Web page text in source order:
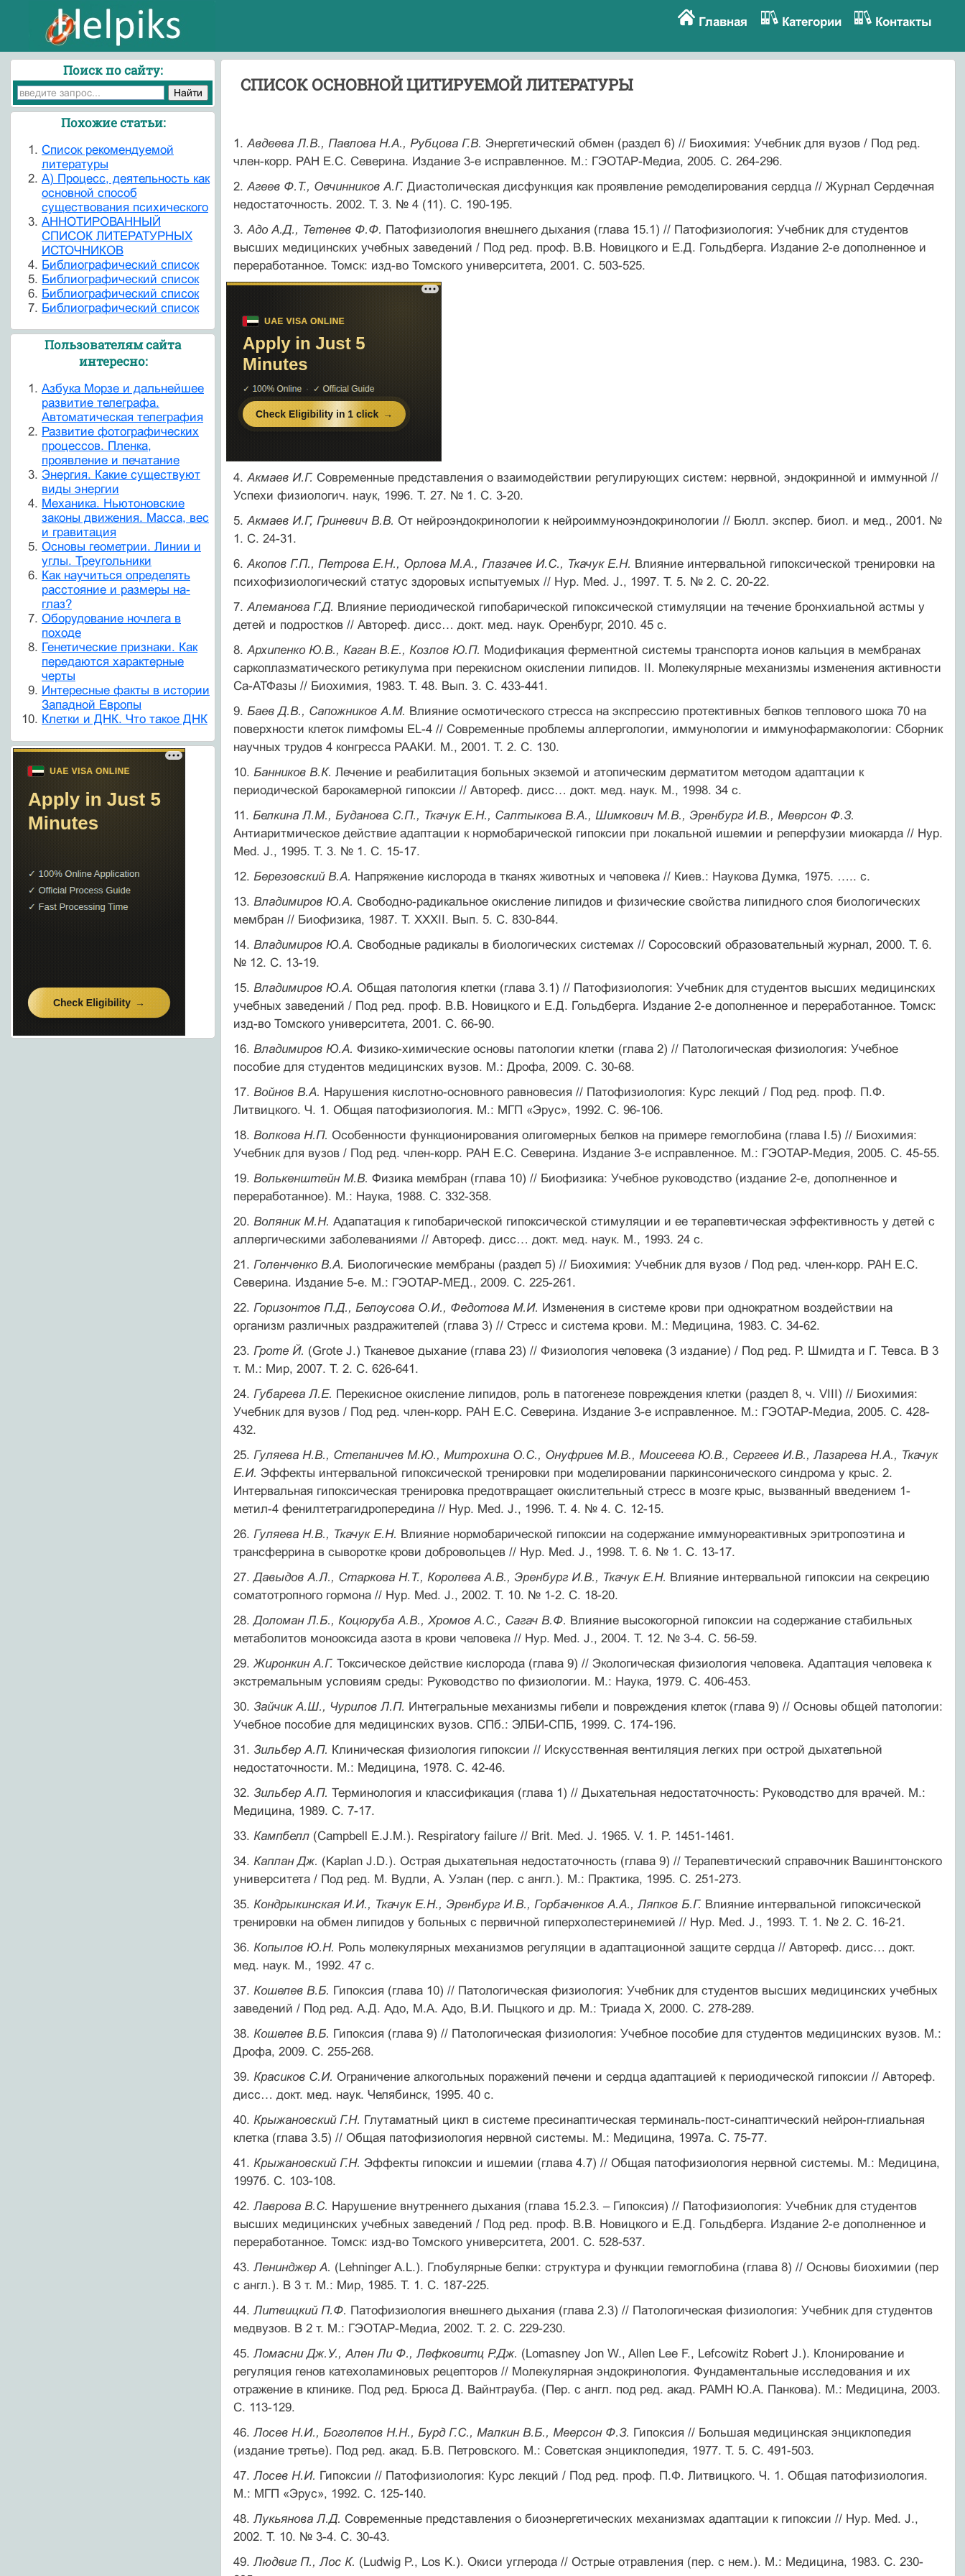
Главная Категории Контакты
СПИСОК ОСНОВНОЙ ЦИТИРУЕМОЙ ЛИТЕРАТУРЫ
1. Авдеева Л.В., Павлова Н.А., Рубцова Г.В. Энергетический обмен (раздел 6) // Биохимия: Учебник для вузов / Под ред.
член-корр. РАН Е.С. Северина. Издание 3-е исправленное. М.: ГЭОТАР-Медиа, 2005. С. 264-296.
2. Агеев Ф.Т., Овчинников А.Г. Диастолическая дисфункция как проявление ремоделирования сердца // Журнал Сердечная
недостаточность. 2002. Т. 3. № 4 (11). С. 190-195.
3. Адо А.Д., Тетенев Ф.Ф. Патофизиология внешнего дыхания (глава 15.1) // Патофизиология: Учебник для студентов
высших медицинских учебных заведений / Под ред. проф. В.В. Новицкого и Е.Д. Гольдберга. Издание 2-е дополненное и
переработанное. Томск: изд-во Томского университета, 2001. С. 503-525.
4. Акмаев И.Г. Современные представления о взаимодействии регулирующих систем: нервной, эндокринной и иммунной //
Успехи физиологич. наук, 1996. Т. 27. № 1. С. 3-20.
5. Акмаев И.Г, Гриневич В.В. От нейроэндокринологии к нейроиммуноэндокринологии // Бюлл. экспер. биол. и мед., 2001. №
1. С. 24-31.
6. Акопов Г.П., Петрова Е.Н., Орлова М.А., Глазачев И.С., Ткачук Е.Н. Влияние интервальной гипоксической тренировки на
психофизиологический статус здоровых испытуемых // Hyp. Med. J., 1997. T. 5. № 2. С. 20-22.
7. Алеманова Г.Д. Влияние периодической гипобарической гипоксической стимуляции на течение бронхиальной астмы у
детей и подростков // Автореф. дисс… докт. мед. наук. Оренбург, 2010. 45 с.
8. Архипенко Ю.В., Каган В.Е., Козлов Ю.П. Модификация ферментной системы транспорта ионов кальция в мембранах
саркоплазматического ретикулума при перекисном окислении липидов. II. Молекулярные механизмы изменения активности
Са-АТФазы // Биохимия, 1983. Т. 48. Вып. 3. С. 433-441.
9. Баев Д.В., Сапожников А.М. Влияние осмотического стресса на экспрессию протективных белков теплового шока 70 на
поверхности клеток лимфомы EL-4 // Современные проблемы аллергологии, иммунологии и иммунофармакологии: Сборник
научных трудов 4 конгресса РААКИ. М., 2001. Т. 2. С. 130.
10. Банников В.К. Лечение и реабилитация больных экземой и атопическим дерматитом методом адаптации к
периодической барокамерной гипоксии // Автореф. дисс… докт. мед. наук. М., 1998. 34 с.
11. Белкина Л.М., Буданова С.П., Ткачук Е.Н., Салтыкова В.А., Шимкович М.В., Эренбург И.В., Меерсон Ф.З.
Антиаритмическое действие адаптации к нормобарической гипоксии при локальной ишемии и реперфузии миокарда // Hyp.
Med. J., 1995. T. 3. № 1. С. 15-17.
12. Березовский В.А. Напряжение кислорода в тканях животных и человека // Киев.: Наукова Думка, 1975. ….. с.
13. Владимиров Ю.А. Свободно-радикальное окисление липидов и физические свойства липидного слоя биологических
мембран // Биофизика, 1987. Т. XXXII. Вып. 5. С. 830-844.
14. Владимиров Ю.А. Свободные радикалы в биологических системах // Соросовский образовательный журнал, 2000. Т. 6.
№ 12. С. 13-19.
15. Владимиров Ю.А. Общая патология клетки (глава 3.1) // Патофизиология: Учебник для студентов высших медицинских
учебных заведений / Под ред. проф. В.В. Новицкого и Е.Д. Гольдберга. Издание 2-е дополненное и переработанное. Томск:
изд-во Томского университета, 2001. С. 66-90.
16. Владимиров Ю.А. Физико-химические основы патологии клетки (глава 2) // Патологическая физиология: Учебное
пособие для студентов медицинских вузов. М.: Дрофа, 2009. С. 30-68.
17. Войнов В.А. Нарушения кислотно-основного равновесия // Патофизиология: Курс лекций / Под ред. проф. П.Ф.
Литвицкого. Ч. 1. Общая патофизиология. М.: МГП «Эрус», 1992. С. 96-106.
18. Волкова Н.П. Особенности функционирования олигомерных белков на примере гемоглобина (глава I.5) // Биохимия:
Учебник для вузов / Под ред. член-корр. РАН Е.С. Северина. Издание 3-е исправленное. М.: ГЭОТАР-Медия, 2005. С. 45-55.
19. Волькенштейн М.В. Физика мембран (глава 10) // Биофизика: Учебное руководство (издание 2-е, дополненное и
переработанное). М.: Наука, 1988. С. 332-358.
20. Воляник М.Н. Адапатация к гипобарической гипоксической стимуляции и ее терапевтическая эффективность у детей с
аллергическими заболеваниями // Автореф. дисс… докт. мед. наук. М., 1993. 24 с.
21. Голенченко В.А. Биологические мембраны (раздел 5) // Биохимия: Учебник для вузов / Под ред. член-корр. РАН Е.С.
Северина. Издание 5-е. М.: ГЭОТАР-МЕД., 2009. С. 225-261.
22. Горизонтов П.Д., Белоусова О.И., Федотова М.И. Изменения в системе крови при однократном воздействии на
организм различных раздражителей (глава 3) // Стресс и система крови. М.: Медицина, 1983. С. 34-62.
23. Гроте Й. (Grote J.) Тканевое дыхание (глава 23) // Физиология человека (3 издание) / Под ред. Р. Шмидта и Г. Тевса. В 3
т. М.: Мир, 2007. Т. 2. С. 626-641.
24. Губарева Л.Е. Перекисное окисление липидов, роль в патогенезе повреждения клетки (раздел 8, ч. VIII) // Биохимия:
Учебник для вузов / Под ред. член-корр. РАН Е.С. Северина. Издание 3-е исправленное. М.: ГЭОТАР-Медиа, 2005. С. 428-
432.
25. Гуляева Н.В., Степаничев М.Ю., Митрохина О.С., Онуфриев М.В., Моисеева Ю.В., Сергеев И.В., Лазарева Н.А., Ткачук
Е.И. Эффекты интервальной гипоксической тренировки при моделировании паркинсонического синдрома у крыс. 2.
Интервальная гипоксическая тренировка предотвращает окислительный стресс в мозге крыс, вызванный введением 1-
метил-4 фенилтетрагидропередина // Hyp. Med. J., 1996. T. 4. № 4. С. 12-15.
26. Гуляева Н.В., Ткачук Е.Н. Влияние нормобарической гипоксии на содержание иммунореактивных эритропоэтина и
трансферрина в сыворотке крови добровольцев // Hyp. Med. J., 1998. T. 6. № 1. С. 13-17.
27.Давыдов А.Л., Старкова Н.Т., Королева А.В., Эренбург И.В., Ткачук Е.Н. Влияние интервальной гипоксии на секрецию
соматотропного гормона // Hyp. Med. J., 2002. T. 10. № 1-2. С. 18-20.
28.Доломан Л.Б., Коцюруба А.В., Хромов А.С., Сагач В.Ф. Влияние высокогорной гипоксии на содержание стабильных
метаболитов монооксида азота в крови человека // Hyp. Med. J., 2004. T. 12. № 3-4. С. 56-59.
29.Жиронкин А.Г. Токсическое действие кислорода (глава 9) // Экологическая физиология человека. Адаптация человека к
экстремальным условиям среды: Руководство по физиологии. М.: Наука, 1979. С. 406-453.
30. Зайчик А.Ш., Чурилов Л.П. Интегральные механизмы гибели и повреждения клеток (глава 9) // Основы общей патологии:
Учебное пособие для медицинских вузов. СПб.: ЭЛБИ-СПБ, 1999. С. 174-196.
31. Зильбер А.П. Клиническая физиология гипоксии // Искусственная вентиляция легких при острой дыхательной
недостаточности. М.: Медицина, 1978. С. 42-46.
32. Зильбер А.П. Терминология и классификация (глава 1) // Дыхательная недостаточность: Руководство для врачей. М.:
Медицина, 1989. С. 7-17.
33. Кампбелл (Сampbell E.J.M.). Respiratory failure // Brit. Med. J. 1965. V. 1. P. 1451-1461.
34. Каплан Дж. (Kaplan J.D.). Острая дыхательная недостаточность (глава 9) // Терапевтический справочник Вашингтонского
университета / Под ред. М. Вудли, А. Уэлан (пер. с англ.). М.: Практика, 1995. С. 251-273.
35. Кондрыкинская И.И., Ткачук Е.Н., Эренбург И.В., Горбаченков А.А., Ляпков Б.Г. Влияние интервальной гипоксической
тренировки на обмен липидов у больных с первичной гиперхолестеринемией // Hyp. Med. J., 1993. T. 1. № 2. С. 16-21.
36. Копылов Ю.Н. Роль молекулярных механизмов регуляции в адаптационной защите сердца // Автореф. дисс… докт.
мед. наук. М., 1992. 47 с.
37. Кошелев В.Б. Гипоксия (глава 10) // Патологическая физиология: Учебник для студентов высших медицинских учебных
заведений / Под ред. А.Д. Адо, М.А. Адо, В.И. Пыцкого и др. М.: Триада Х, 2000. С. 278-289.
38. Кошелев В.Б. Гипоксия (глава 9) // Патологическая физиология: Учебное пособие для студентов медицинских вузов. М.:
Дрофа, 2009. С. 255-268.
39. Красиков С.И. Ограничение алкогольных поражений печени и сердца адаптацией к периодической гипоксии // Автореф.
дисс… докт. мед. наук. Челябинск, 1995. 40 с.
40. Крыжановский Г.Н. Глутаматный цикл в системе пресинаптическая терминаль-пост-синаптический нейрон-глиальная
клетка (глава 3.5) // Общая патофизиология нервной системы. М.: Медицина, 1997а. С. 75-77.
41. Крыжановский Г.Н. Эффекты гипоксии и ишемии (глава 4.7) // Общая патофизиология нервной системы. М.: Медицина,
1997б. С. 103-108.
42. Лаврова В.С. Нарушение внутреннего дыхания (глава 15.2.3. – Гипоксия) // Патофизиология: Учебник для студентов
высших медицинских учебных заведений / Под ред. проф. В.В. Новицкого и Е.Д. Гольдберга. Издание 2-е дополненное и
переработанное. Томск: изд-во Томского университета, 2001. С. 528-537.
43. Ленинджер А. (Lehninger A.L.). Глобулярные белки: структура и функции гемоглобина (глава 8) // Основы биохимии (пер
с англ.). В 3 т. М.: Мир, 1985. Т. 1. С. 187-225.
44. Литвицкий П.Ф. Патофизиология внешнего дыхания (глава 2.3) // Патологическая физиология: Учебник для студентов
медвузов. В 2 т. М.: ГЭОТАР-Медиа, 2002. Т. 2. С. 229-230.
45. Ломасни Дж.У., Ален Ли Ф., Лефковитц Р.Дж. (Lomasney Jon W., Allen Lee F., Lefcowitz Robert J.). Клонирование и
регуляция генов катехоламиновых рецепторов // Молекулярная эндокринология. Фундаментальные исследования и их
отражение в клинике. Под ред. Брюса Д. Вайнтрауба. (Пер. с англ. под ред. акад. РАМН Ю.А. Панкова). М.: Медицина, 2003.
С. 113-129.
46. Лосев Н.И., Боголепов Н.Н., Бурд Г.С., Малкин В.Б., Меерсон Ф.З. Гипоксия // Большая медицинская энциклопедия
(издание третье). Под ред. акад. Б.В. Петровского. М.: Советская энциклопедия, 1977. Т. 5. С. 491-503.
47. Лосев Н.И. Гипоксии // Патофизиология: Курс лекций / Под ред. проф. П.Ф. Литвицкого. Ч. 1. Общая патофизиология.
М.: МГП «Эрус», 1992. С. 125-140.
48. Лукьянова Л.Д. Современные представления о биоэнергетических механизмах адаптации к гипоксии // Hyp. Med. J.,
2002. T. 10. № 3-4. С. 30-43.
49. Людвиг П., Лос К. (Ludwig P., Los K.). Окиси углерода // Острые отравления (пер. с нем.). М.: Медицина, 1983. С. 230-
Поиск по сайту:
Похожие статьи:
Cписок рекомендуемой
литературы
А) Процесс, деятельность как
основной способ
существования психического
АННОТИРОВАННЫЙ
СПИСОК ЛИТЕРАТУРНЫХ
ИСТОЧНИКОВ
Библиографический список
Библиографический список
Библиографический список
Библиографический список
Пользователям сайта
интересно:
Азбука Морзе и дальнейшее
развитие телеграфа.
Автоматическая телеграфия
Развитие фотографических
процессов. Пленка,
проявление и печатание
Энергия. Какие существуют
виды энергии
Механика. Ньютоновские
законы движения. Масса, вес
и гравитация
Основы геометрии. Линии и
углы. Треугольники
Как научиться определять
расстояние и размеры на-
глаз?
Оборудование ночлега в
походе
Генетические признаки. Как
передаются характерные
черты
Интересные факты в истории
Западной Европы
Клетки и ДНК. Что такое ДНК